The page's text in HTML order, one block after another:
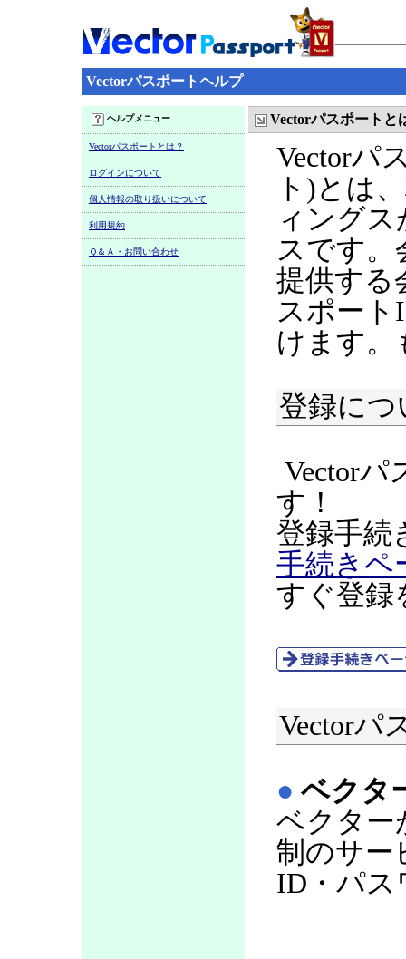
Vectorパスポートヘルプ
ヘルプメニュー
Vectorパスポートとは？
ログインについて
個人情報の取り扱いについて
利用規約
Ｑ＆Ａ・お問い合わせ
Vectorパスポートと
Vectorパ
ト)とは
ィング
スです。
提供する
スポート
けます。
登録につ
Vectorパ
す！
登録手続
手続きペ
すぐ登録
Vectorパ
● ベクタ
ベクター
制のサー
ID・パス